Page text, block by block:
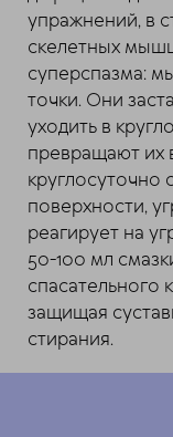
упражнений, в
скелетных
суперспазма:
точки. Они
уходить в
превращают их
круглосуточно
поверхности,
реагирует на
50-100 мл
спасательного
защищая
стирания.